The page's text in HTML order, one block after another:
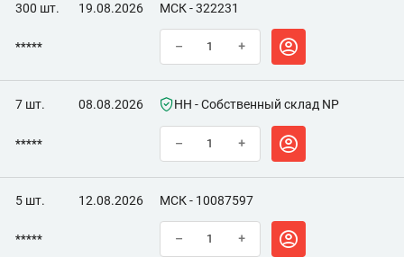
300 шт. 19.08.2026 МСК - 322231
***** – +
7 шт. 08.08.2026 НН - Собственный склад NP
***** – +
5 шт. 12.08.2026 МСК - 10087597
***** – +